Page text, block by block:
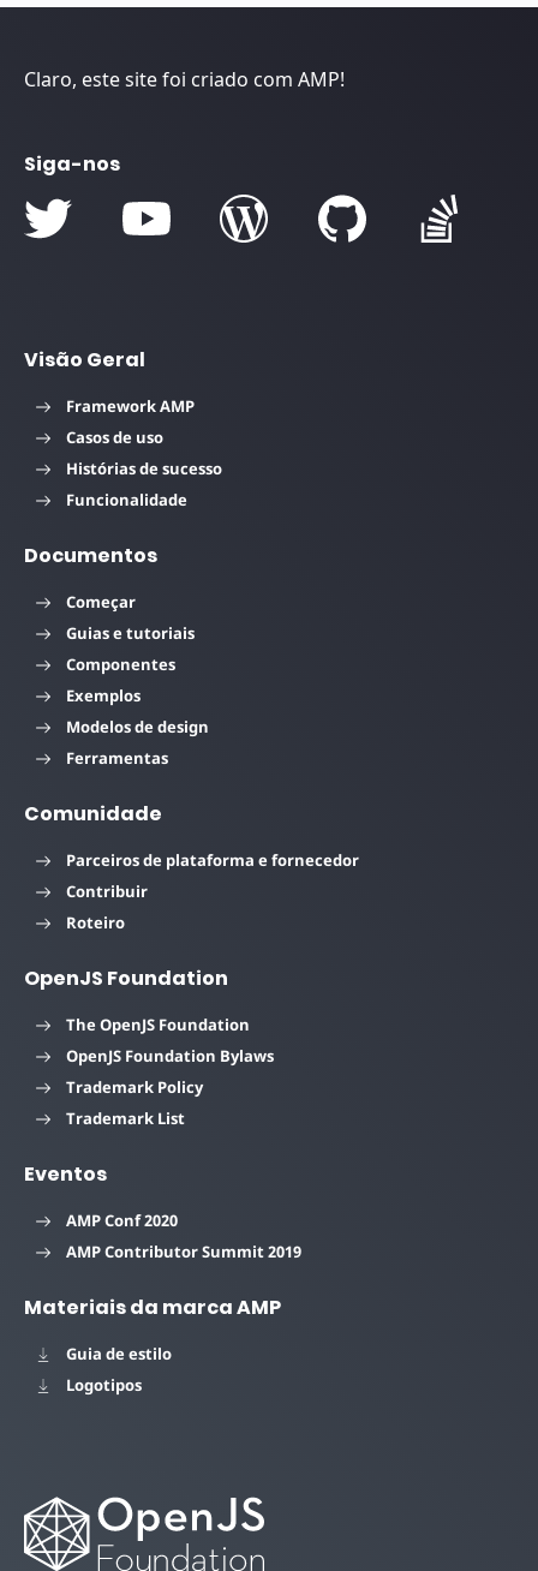
Claro, este site foi criado com AMP!
Siga-nos
Visão Geral
Framework AMP
Casos de uso
Histórias de sucesso
Funcionalidade
Documentos
Começar
Guias e tutoriais
Componentes
Exemplos
Modelos de design
Ferramentas
Comunidade
Parceiros de plataforma e fornecedor
Contribuir
Roteiro
OpenJS Foundation
The OpenJS Foundation
OpenJS Foundation Bylaws
Trademark Policy
Trademark List
Eventos
AMP Conf 2020
AMP Contributor Summit 2019
Materiais da marca AMP
Guia de estilo
Logotipos